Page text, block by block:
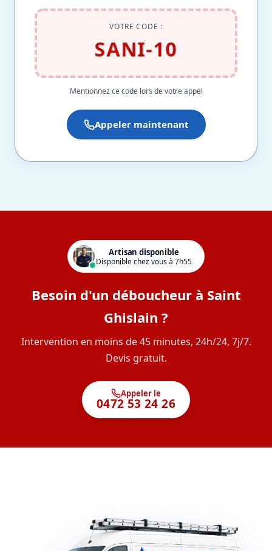
VOTRE CODE :
SANI-10
Mentionnez ce code lors de votre appel
Appeler maintenant
Artisan disponible
Disponible chez vous à 7h55
Besoin d'un déboucheur à Saint
Ghislain ?
Intervention en moins de 45 minutes, 24h/24, 7j/7.
Devis gratuit.
Appeler le
0472 53 24 26